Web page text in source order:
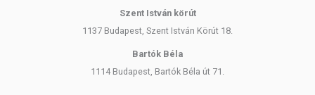
Szent István körút
1137 Budapest, Szent István Körút 18.
Bartók Béla
1114 Budapest, Bartók Béla út 71.